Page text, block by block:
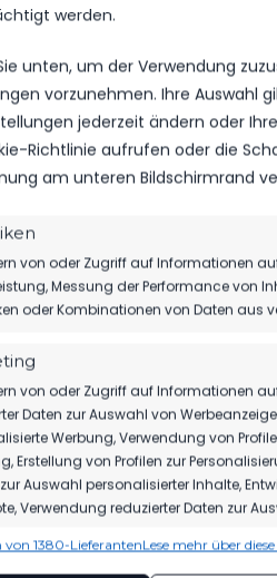
werden.
unten, um der Verwendung
vorzunehmen. Ihre Auswahl
jederzeit ändern oder
Richtlinie aufrufen oder die
am unteren Bildschirmrand
von oder Zugriff auf Informationen
Messung der Performance von
oder Kombinationen von Daten aus
von oder Zugriff auf Informationen
Daten zur Auswahl von
Werbung, Verwendung von
Erstellung von Profilen zur
Auswahl personalisierter Inhalte,
Verwendung reduzierter Daten zur
von 1380-LieferantenLese mehr über
COLLINS